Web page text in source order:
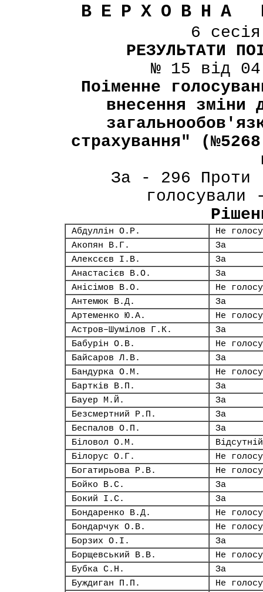
ВЕРХОВНА
6
РЕЗУЛЬТАТИ
№ 15 від
Поіменне
внесення зміни
страхування"
За - 296 Проти
Абдуллін О.Р.
Не
Акопян В.Г.
За
Алексєєв І.В.
За
Анастасієв В.О.
За
Анісімов В.О.
Не
Антемюк В.Д.
За
Артеменко Ю.А.
Не
Астров–Шумілов Г.К.
За
Бабурін О.В.
Не
Байсаров Л.В.
За
Бандурка О.М.
Не
Бартків В.П.
За
Бауер М.Й.
За
Безсмертний Р.П.
За
Беспалов О.П.
За
Біловол О.М.
Відсутній
Білорус О.Г.
Не
Богатирьова Р.В.
Не
Бойко В.С.
За
Бокий І.С.
За
Бондаренко В.Д.
Не
Бондарчук О.В.
Не
Борзих О.І.
За
Борщевський В.В.
Не
Бубка С.Н.
За
Буждиган П.П.
Не